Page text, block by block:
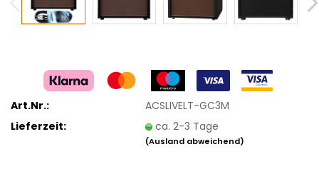
Art.Nr.:
ACSLIVELT-GC3M
Lieferzeit:
ca. 2-3 Tage
(Ausland abweichend)